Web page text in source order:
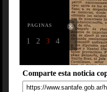
PAGINAS
1 2 3 4
Comparte esta noticia